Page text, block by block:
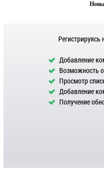
Добавление
Возможность
Просмотр
Добавление
Получение